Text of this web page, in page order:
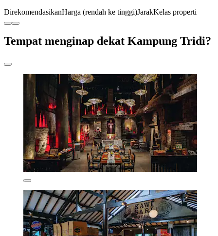
DirekomendasikanHarga (rendah ke tinggi)JarakKelas properti
Tempat menginap dekat Kampung Tridi?